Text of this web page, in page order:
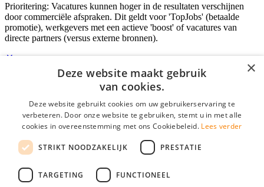
Prioritering: Vacatures kunnen hoger in de resultaten verschijnen
door commerciële afspraken. Dit geldt voor 'TopJobs' (betaalde
promotie), werkgevers met een actieve 'boost' of vacatures van
directe partners (versus externe bronnen).
E-mail*
Wachtwoord
login gegevens onthouden
login
×
Deze website maakt gebruik
van cookies.
Deze website gebruikt cookies om uw gebruikerservaring te
verbeteren. Door onze website te gebruiken, stemt u in met alle
cookies in overeenstemming met ons Cookiebeleid. Lees verder
STRIKT NOODZAKELIJK PRESTATIE
TARGETING FUNCTIONEEL